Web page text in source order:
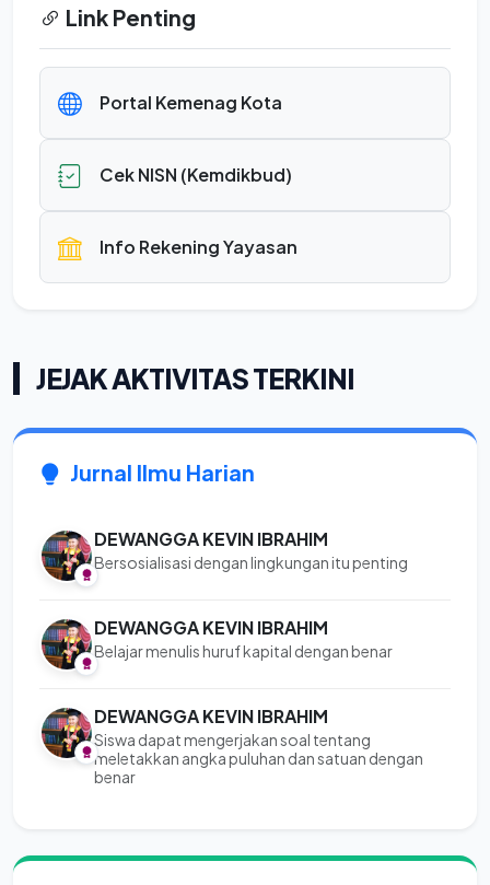
Link Penting
Portal Kemenag Kota
Cek NISN (Kemdikbud)
Info Rekening Yayasan
JEJAK AKTIVITAS TERKINI
Jurnal Ilmu Harian
DEWANGGA KEVIN IBRAHIM
Bersosialisasi dengan lingkungan itu penting
DEWANGGA KEVIN IBRAHIM
Belajar menulis huruf kapital dengan benar
DEWANGGA KEVIN IBRAHIM
Siswa dapat mengerjakan soal tentang
meletakkan angka puluhan dan satuan dengan
benar